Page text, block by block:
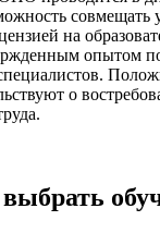
совмещать
на
опытом
о